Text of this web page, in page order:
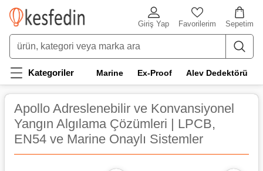
Sepetim
Favorilerim
Giriş Yap
Kategoriler Marine Ex-Proof Alev Dedektörü
Apollo Adreslenebilir ve Konvansiyonel
Yangın Algılama Çözümleri | LPCB,
EN54 ve Marine Onaylı Sistemler